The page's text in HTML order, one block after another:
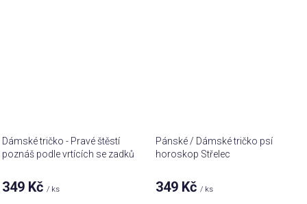
Dámské tričko - Pravé štěstí
poznáš podle vrtících se zadků
349 Kč / ks
Pánské / Dámské tričko psí
horoskop Střelec
349 Kč / ks